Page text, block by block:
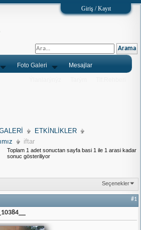
Giriş / Kayıt
Foto Galeri Mesajlar
ETKİNLİKLER
iftar
Toplam 1 adet sonuctan sayfa basi 1 ile 1 arasi kadar
sonuc gösteriliyor
Seçenekler
#1